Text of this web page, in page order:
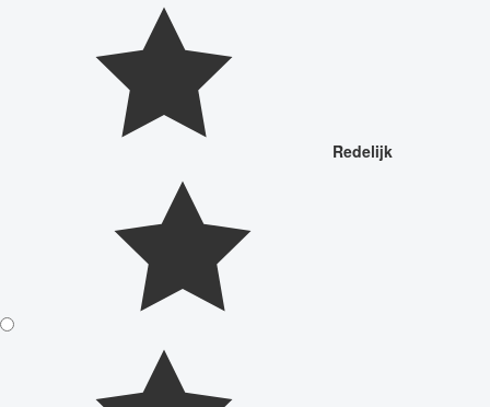
Redelijk